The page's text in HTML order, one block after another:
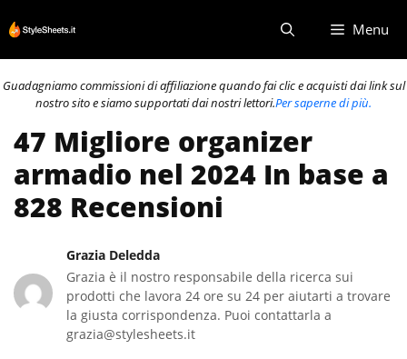
al
contenuto
Menu
Guadagniamo commissioni di affiliazione quando fai clic e acquisti dai link sul
nostro sito e siamo supportati dai nostri lettori.Per saperne di più.
47 Migliore organizer
armadio nel 2024 In base a
828 Recensioni
Grazia Deledda
Grazia è il nostro responsabile della ricerca sui
prodotti che lavora 24 ore su 24 per aiutarti a trovare
la giusta corrispondenza. Puoi contattarla a
grazia@stylesheets.it